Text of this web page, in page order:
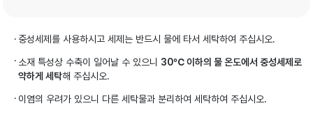
중성세제를 사용하시고 세제는 반드시 물에 타서 세탁하여 주십시오.
소재 특성상 수축이 일어날 수 있으니 30℃ 이하의 물 온도에서 중성세제로
약하게 세탁해 주십시오.
이염의 우려가 있으니 다른 세탁물과 분리하여 세탁하여 주십시오.